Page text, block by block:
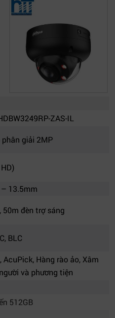
ZAS-IL
phân giải 2MP
13.5mm
50m đèn trợ sáng
BLC
AcuPick, Hàng rào ảo, Xâm
và phương tiện
512GB